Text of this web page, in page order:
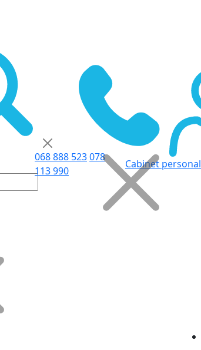
068 888 523078
113 990
Cabinet personal